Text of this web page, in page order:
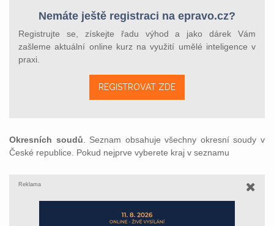
Nemáte ještě registraci na epravo.cz?
Registrujte se, získejte řadu výhod a jako dárek Vám
zašleme aktuální online kurz na využití umělé inteligence v
praxi.
REGISTROVAT ZDE
Okresních soudů . Seznam obsahuje všechny okresní soudy v
České republice. Pokud nejprve vyberete kraj v seznamu
Reklama